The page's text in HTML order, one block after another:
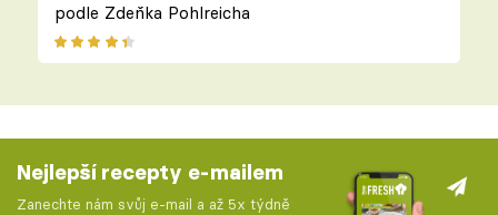
podle Zdeňka Pohlreicha
Nejlepší recepty e-mailem
Zanechte nám svůj e-mail a až 5x týdně